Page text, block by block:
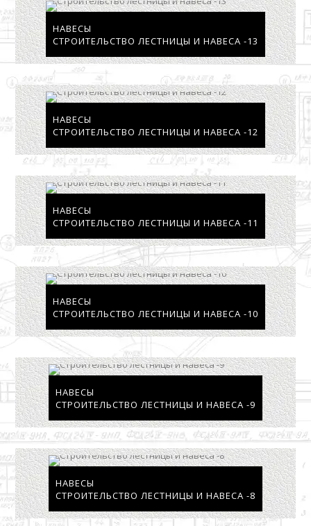
НАВЕСЫ
СТРОИТЕЛЬСТВО ЛЕСТНИЦЫ И НАВЕСА -13
НАВЕСЫ
СТРОИТЕЛЬСТВО ЛЕСТНИЦЫ И НАВЕСА -12
НАВЕСЫ
СТРОИТЕЛЬСТВО ЛЕСТНИЦЫ И НАВЕСА -11
НАВЕСЫ
СТРОИТЕЛЬСТВО ЛЕСТНИЦЫ И НАВЕСА -10
НАВЕСЫ
СТРОИТЕЛЬСТВО ЛЕСТНИЦЫ И НАВЕСА -9
НАВЕСЫ
СТРОИТЕЛЬСТВО ЛЕСТНИЦЫ И НАВЕСА -8